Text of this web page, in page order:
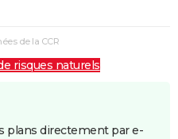
de la CCR
risques naturels
plans directement par e-